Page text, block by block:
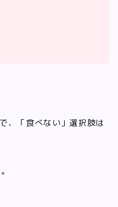
、「食べない」選択肢は